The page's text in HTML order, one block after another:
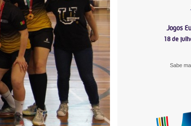
Jogos
18 de
Sabe